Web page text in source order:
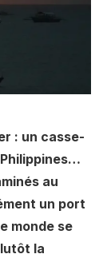
: un casse-
au
un port
monde se
la